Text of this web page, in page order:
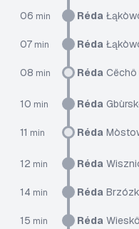
06 min Réda
07 min Réda
08 min Réda Cëchô
10 min Réda
11 min Réda
12 min Réda
14 min Réda
15 min Réda